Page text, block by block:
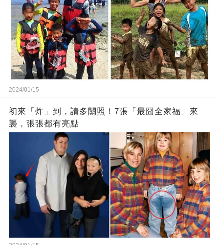
2024/01/15
初來「炸」到，請多關照！7張「最囧全家福」來
襲，張張都有亮點